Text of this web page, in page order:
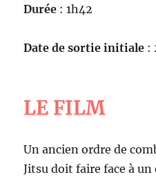
Durée : 1h42
Date de sortie initiale :
LE FILM
Un ancien ordre de
Jitsu doit faire face à